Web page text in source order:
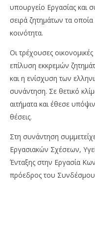
οικονομικές
11/10/2023
pressroom
υπουργείο Εργασίας και
σειρά ζητημάτων τα
κοινότητα.
Οι τρέχουσες οικονομικές
επίλυση εκκρεμών
και η ενίσχυση των
συνάντηση. Σε θετικό
αιτήματα και έθεσε
θέσεις.
Στη συνάντηση
Εργασιακών Σχέσεων,
Ένταξης στην Εργασία
πρόεδρος του